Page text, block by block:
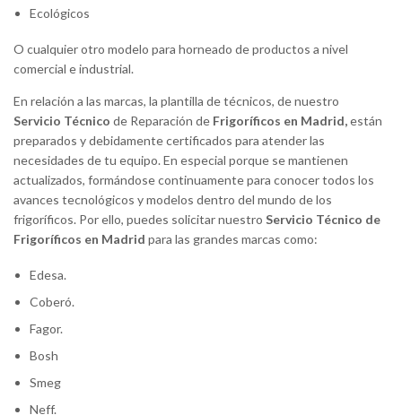
Ecológicos
O cualquier otro modelo para horneado de productos a nivel
comercial e industrial.
En relación a las marcas, la plantilla de técnicos, de nuestro
Servicio Técnico de Reparación de Frigoríficos en Madrid,están
preparados y debidamente certificados para atender las
necesidades de tu equipo. En especial porque se mantienen
actualizados, formándose continuamente para conocer todos los
avances tecnológicos y modelos dentro del mundo de los
frigoríficos. Por ello, puedes solicitar nuestro Servicio Técnico de
Frigoríficos en Madrid para las grandes marcas como:
Edesa.
Coberó.
Fagor.
Bosh
Smeg
Neff.